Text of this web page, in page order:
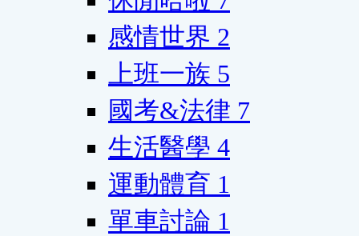
感情世界 2
上班一族 5
國考&法律 7
生活醫學 4
運動體育 1
單車討論 1